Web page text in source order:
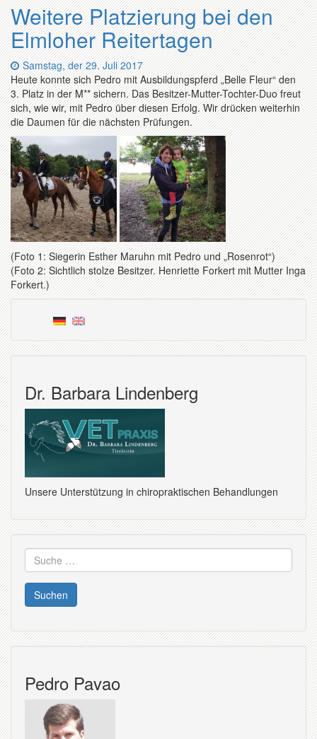
Weitere Platzierung bei den
Elmloher Reitertagen
Datum:
Samstag, der 29. Juli 2017
Heute konnte sich Pedro mit Ausbildungspferd „Belle Fleur“ den
3. Platz in der M** sichern. Das Besitzer-Mutter-Tochter-Duo freut
sich, wie wir, mit Pedro über diesen Erfolg. Wir drücken weiterhin
die Daumen für die nächsten Prüfungen.
(Foto 1: Siegerin Esther Maruhn mit Pedro und „Rosenrot“)
(Foto 2: Sichtlich stolze Besitzer. Henriette Forkert mit Mutter Inga
Forkert.)
Dr. Barbara Lindenberg
Unsere Unterstützung in chiropraktischen Behandlungen
Suche
nach:
Pedro Pavao